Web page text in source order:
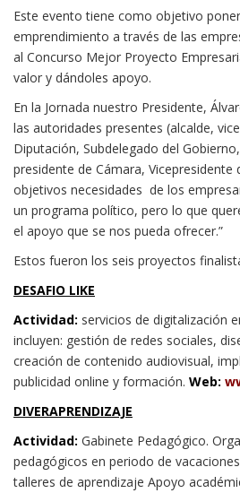
Este evento tiene como objetivo
emprendimiento a través de las
al Concurso Mejor Proyecto
valor y dándoles apoyo.
En la Jornada nuestro Presidente,
las autoridades presentes (alcalde,
Diputación, Subdelegado del
presidente de Cámara, Vicepresidente
objetivos necesidades de los
un programa político, pero lo que
el apoyo que se nos pueda ofrecer.”
Estos fueron los seis proyectos
DESAFIO LIKE
Actividad: servicios de digitalización
incluyen: gestión de redes sociales,
creación de contenido audiovisual,
publicidad online y formación. Web:
DIVERAPRENDIZAJE
Actividad: Gabinete Pedagógico.
pedagógicos en periodo de
talleres de aprendizaje Apoyo